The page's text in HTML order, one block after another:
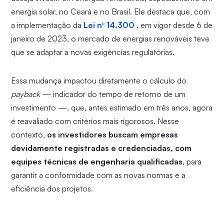
energia solar, no Ceará e no Brasil. Ele destaca que, com
a implementação da Lei nº 14.300 , em vigor desde 6 de
janeiro de 2023, o mercado de energias renováveis teve
que se adaptar a novas exigências regulatórias.
Essa mudança impactou diretamente o cálculo do
payback— indicador do tempo de retorno de um
investimento —, que, antes estimado em três anos, agora
é reavaliado com critérios mais rigorosos. Nesse
contexto, os investidores buscam empresas
devidamente registradas e credenciadas, com
equipes técnicas de engenharia qualificadas, para
garantir a conformidade com as novas normas e a
eficiência dos projetos.